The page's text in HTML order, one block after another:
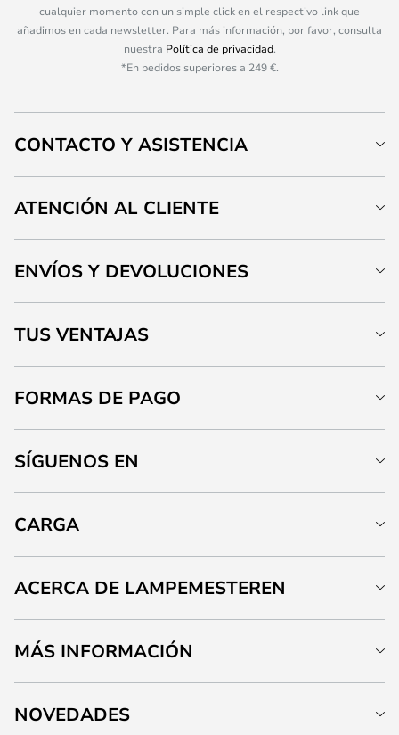
cualquier momento con un simple click en el respectivo link que
añadimos en cada newsletter. Para más información, por favor, consulta
nuestra Política de privacidad.
*En pedidos superiores a 249 €.
CONTACTO Y ASISTENCIA
ATENCIÓN AL CLIENTE
ENVÍOS Y DEVOLUCIONES
TUS VENTAJAS
FORMAS DE PAGO
SÍGUENOS EN
CARGA
ACERCA DE LAMPEMESTEREN
MÁS INFORMACIÓN
NOVEDADES